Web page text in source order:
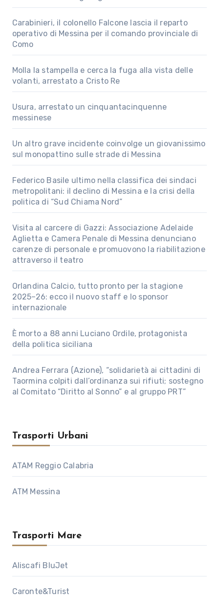
Carabinieri, il colonello Falcone lascia il reparto
operativo di Messina per il comando provinciale di
Como
Molla la stampella e cerca la fuga alla vista delle
volanti, arrestato a Cristo Re
Usura, arrestato un cinquantacinquenne
messinese
Un altro grave incidente coinvolge un giovanissimo
sul monopattino sulle strade di Messina
Federico Basile ultimo nella classifica dei sindaci
metropolitani: il declino di Messina e la crisi della
politica di “Sud Chiama Nord”
Visita al carcere di Gazzi: Associazione Adelaide
Aglietta e Camera Penale di Messina denunciano
carenze di personale e promuovono la riabilitazione
attraverso il teatro
Orlandina Calcio, tutto pronto per la stagione
2025–26: ecco il nuovo staff e lo sponsor
internazionale
È morto a 88 anni Luciano Ordile, protagonista
della politica siciliana
Andrea Ferrara (Azione), “solidarietà ai cittadini di
Taormina colpiti dall’ordinanza sui rifiuti; sostegno
al Comitato “Diritto al Sonno” e al gruppo PRT”
Trasporti Urbani
ATAM Reggio Calabria
ATM Messina
Trasporti Mare
Aliscafi BluJet
Caronte&Turist